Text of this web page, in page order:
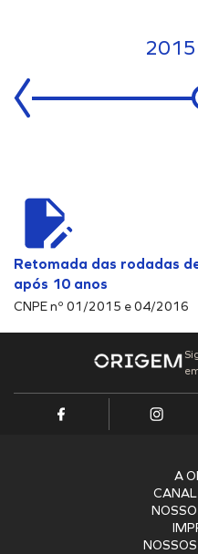
Retomada das rodadas
após 10 anos
CNPE nº 01/2015 e 04/2016
A
CANAL